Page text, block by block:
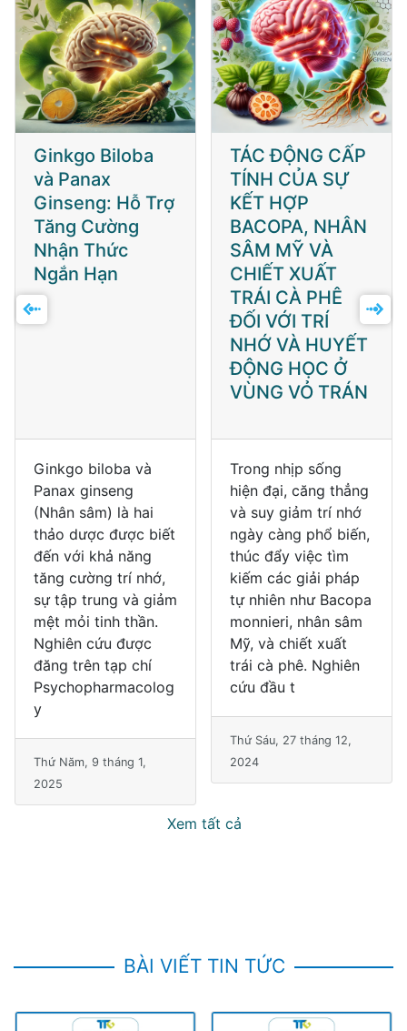
Ginkgo Biloba
và Panax
Ginseng: Hỗ Trợ
Tăng Cường
Nhận Thức
Ngắn Hạn
Ginkgo biloba và
Panax ginseng
(Nhân sâm) là hai
thảo dược được biết
đến với khả năng
tăng cường trí nhớ,
sự tập trung và giảm
mệt mỏi tinh thần.
Nghiên cứu được
đăng trên tạp chí
Psychopharmacolog
y
Thứ Năm, 9 tháng 1,
2025
TÁC ĐỘNG CẤP
TÍNH CỦA SỰ
KẾT HỢP
BACOPA, NHÂN
SÂM MỸ VÀ
CHIẾT XUẤT
TRÁI CÀ PHÊ
ĐỐI VỚI TRÍ
NHỚ VÀ HUYẾT
ĐỘNG HỌC Ở
VÙNG VỎ TRÁN
Trong nhịp sống
hiện đại, căng thẳng
và suy giảm trí nhớ
ngày càng phổ biến,
thúc đẩy việc tìm
kiếm các giải pháp
tự nhiên như Bacopa
monnieri, nhân sâm
Mỹ, và chiết xuất
trái cà phê. Nghiên
cứu đầu t
Thứ Sáu, 27 tháng 12,
2024
Xem tất cả
BÀI VIẾT TIN TỨC